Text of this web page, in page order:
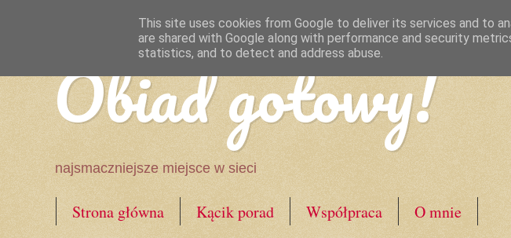
Obiad gotowy!
najsmaczniejsze miejsce w sieci
Strona główna Kącik porad Współpraca O mnie
This site uses cookies from Google to deliver its services and to
are shared with Google along with performance and security
statistics, and to detect and address abuse.